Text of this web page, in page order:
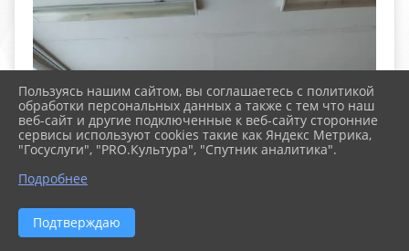
Пользуясь нашим сайтом, вы соглашаетесь с политикой
обработки персональных данных а также с тем что наш
веб-сайт и другие подключенные к веб-сайту сторонние
сервисы используют cookies такие как Яндекс Метрика,
"Госуслуги", "PRO.Культура", "Спутник аналитика".
Подробнее
Подтверждаю